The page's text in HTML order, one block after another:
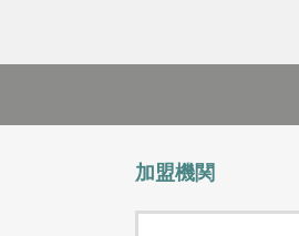
加盟機関